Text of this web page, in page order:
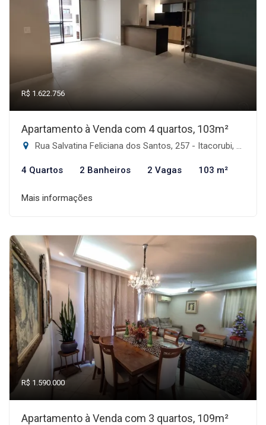
R$ 1.622.756
Apartamento à Venda com 4 quartos, 103m²
Rua Salvatina Feliciana dos Santos, 257 - Itacorubi, Florianópolis-SC
4 Quartos 2 Banheiros 2 Vagas 103 m²
Mais informações
R$ 1.590.000
Apartamento à Venda com 3 quartos, 109m²